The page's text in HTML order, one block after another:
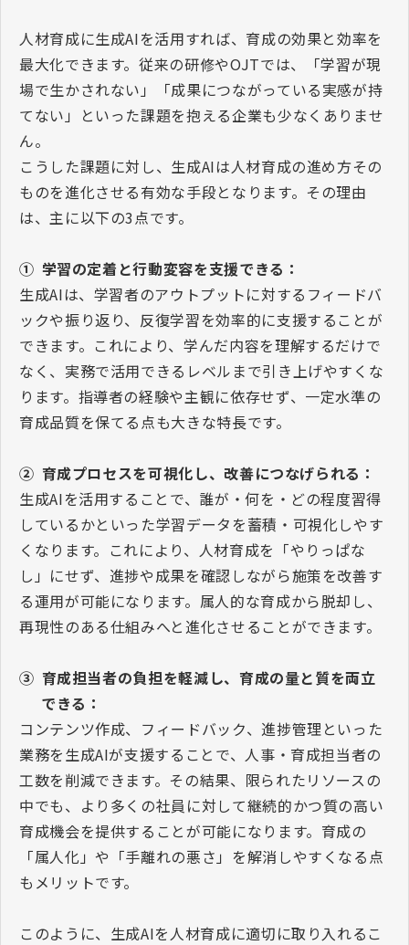
人材育成に生成AIを活用すれば、育成の効果と効率を
最大化できます。従来の研修やOJTでは、「学習が現
場で生かされない」「成果につながっている実感が持
てない」といった課題を抱える企業も少なくありませ
ん。
こうした課題に対し、生成AIは人材育成の進め方その
ものを進化させる有効な手段となります。その理由
は、主に以下の3 点です。
① 学習の定着と行動変容を支援できる：
生成AIは、学習者のアウトプットに対するフィードバ
ックや振り返り、反復学習を効率的に支援することが
できます。これにより、学んだ内容を理解するだけで
なく、実務で活用できるレベルまで引き上げやすくな
ります。指導者の経験や主観に依存せず、一定水準の
育成品質を保てる点も大きな特長です。
② 育成プロセスを可視化し、改善につなげられる：
生成AIを活用することで、誰が・何を・どの程度習得
しているかといった学習データを蓄積・可視化しやす
くなります。これにより、人材育成を「やりっぱな
し」にせず、進捗や成果を確認しながら施策を改善す
る運用が可能になります。属人的な育成から脱却し、
再現性のある仕組みへと進化させることができます。
③ 育成担当者の負担を軽減し、育成の量と質を両立
できる：
コンテンツ作成、フィードバック、進捗管理といった
業務を生成AIが支援することで、人事・育成担当者の
工数を削減できます。その結果、限られたリソースの
中でも、より多くの社員に対して継続的かつ質の高い
育成機会を提供することが可能になります。育成の
「属人化」や「手離れの悪さ」を解消しやすくなる点
もメリットです。
このように、生成AIを人材育成に適切に取り入れるこ